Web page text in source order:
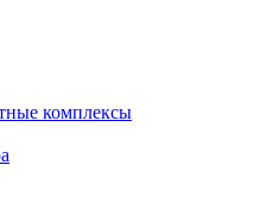
комплексы